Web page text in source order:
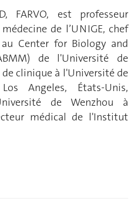
FARVO, est professeur
de l’UNIGE, chef
Center for Biology and
de l'Université de
clinique à l'Université de
Angeles, États-Unis,
de Wenzhou à
médical de l'Institut